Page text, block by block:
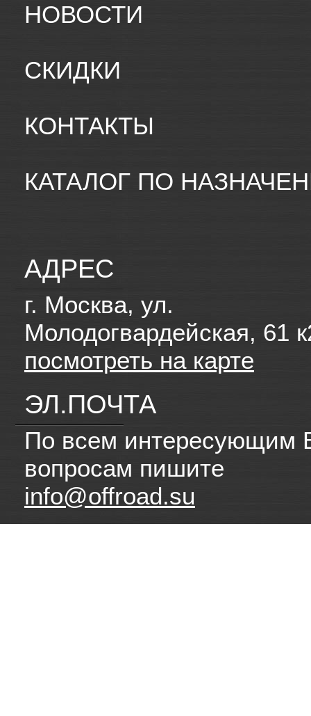
НОВОСТИ
СКИДКИ
КОНТАКТЫ
КАТАЛОГ ПО
АДРЕС
г. Москва, ул.
Молодогвардейская, 61
посмотреть на карте
ЭЛ.ПОЧТА
По всем интересующим
вопросам пишите
info@offroad.su